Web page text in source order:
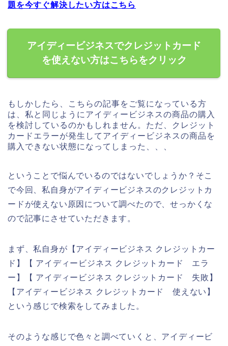
題を今すぐ解決したい方はこちら
アイディービジネスでクレジットカード
を使えない方はこちらをクリック
もしかしたら、こちらの記事をご覧になっている方
は、私と同じようにアイディービジネスの商品の購入
を検討しているのかもしれません。ただ、クレジット
カードエラーが発生してアイディービジネスの商品を
購入できない状態になってしまった、、、
ということで悩んでいるのではないでしょうか？そこ
で今回、私自身がアイディービジネスのクレジットカ
ードが使えない原因について調べたので、せっかくな
ので記事にさせていただきます。
まず、私自身が【アイディービジネス クレジットカー
ド】【 アイディービジネス クレジットカード エラ
ー】【 アイディービジネス クレジットカード 失敗】
【アイディービジネス クレジットカード 使えない】
という感じで検索をしてみました。
そのような感じで色々と調べていくと、アイディービ